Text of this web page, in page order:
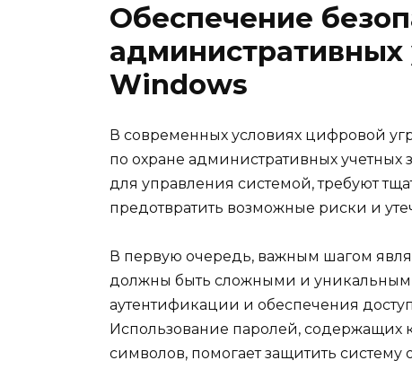
Обеспечение
административных
Windows
В современных условиях цифровой
по охране административных
для управления системой, требуют
предотвратить возможные риски и
В первую очередь, важным шагом
должны быть сложными и
аутентификации и обеспечения
Использование паролей,
символов, помогает защитить систему